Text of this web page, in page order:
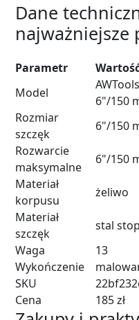
Dane
najważniejsze
Parametr
Model
6"/150
Rozmiar
szczęk
6"/150
Rozwarcie
maksymalne
6"/150
Materiał
korpusu
żeliwo
Materiał
szczęk
stal
Waga
13
Wykończenie
SKU
Cena
185 zł